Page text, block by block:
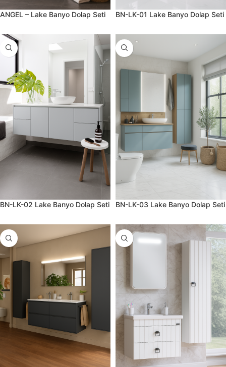
ANGEL – Lake Banyo Dolap Seti BN-LK-01 Lake Banyo Dolap Seti
BN-LK-02 Lake Banyo Dolap Seti BN-LK-03 Lake Banyo Dolap Seti